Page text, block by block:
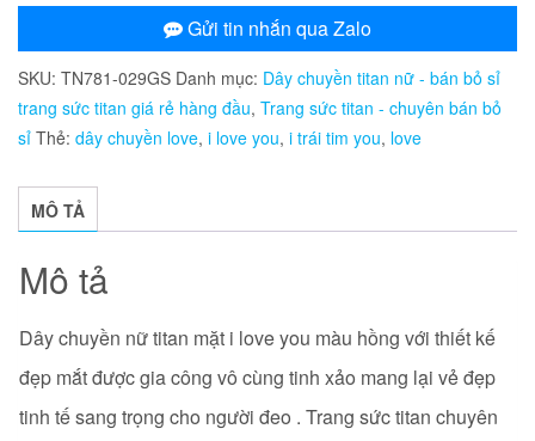
titan
mặt
i
love
số
lượng
Gửi tin nhắn qua Zalo
SKU: TN781-029GS Danh mục: Dây chuyền titan nữ - bán bỏ sỉ
trang sức titan giá rẻ hàng đầu, Trang sức titan - chuyên bán bỏ
sỉ Thẻ: dây chuyền love, i love you, i trái tim you, love
MÔ TẢ
Mô tả
Dây chuyền nữ titan mặt i love you màu hồng với thiết kế
đẹp mắt được gia công vô cùng tinh xảo mang lại vẻ đẹp
tinh tế sang trọng cho người đeo . Trang sức titan chuyên